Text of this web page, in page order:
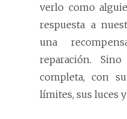
verlo como
respuesta a
una
reparación.
completa, con
límites, sus luces